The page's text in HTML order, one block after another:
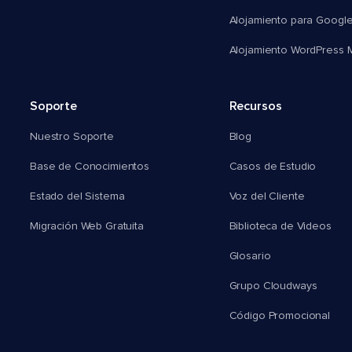
Alojamiento para
Alojamiento WordPress
Soporte
Nuestro Soporte
Base de Conocimientos
Estado del Sistema
Migración Web Gratuita
Recursos
Blog
Casos de Estudio
Voz del Cliente
Biblioteca de Videos
Glosario
Grupo Cloudways
Código Promocional